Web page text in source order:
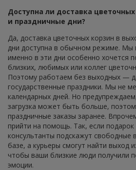
Доступна ли доставка
и праздничные дни?
Да, доставка цветочных корзин в
дни доступна в обычном режиме. Мы
именно в эти дни особенно хочется
близких, любимых или коллег
Поэтому работаем без выходных —
государственные праздники. Мы не
календарных дней. Но
загрузка может быть больше,
праздничные заказы заранее.
прийти на помощь. Так, если
консультанты подскажут свободные
базе, а курьеры смогут найти выход
чтобы ваши близкие люди получили
эмоции.